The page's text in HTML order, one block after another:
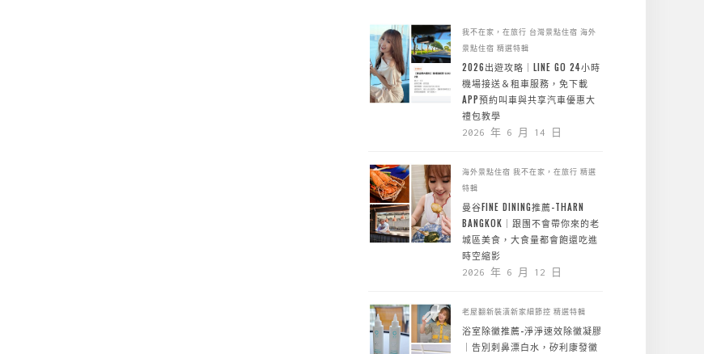
我不在家，在旅行 台灣景點住宿 海外
景點住宿 精選特輯
2026出遊攻略｜LINE GO 24小時
機場接送＆租車服務，免下載
APP預約叫車與共享汽車優惠大
禮包教學
2026 年 6 月 14 日
海外景點住宿 我不在家，在旅行 精選
特輯
曼谷FINE DINING推薦-THARN
BANGKOK｜跟團不會帶你來的老
城區美食，大食量都會飽還吃進
時空縮影
2026 年 6 月 12 日
老屋翻新裝潢新家細節控 精選特輯
浴室除黴推薦-淨淨速效除黴凝膠
｜告別刺鼻漂白水，矽利康發黴